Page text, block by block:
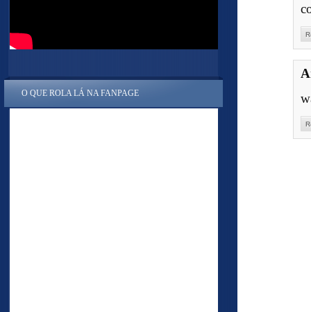
O QUE ROLA LÁ NA FANPAGE